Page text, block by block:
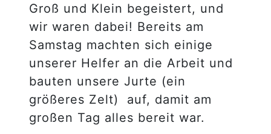
Groß und Klein begeistert, und
wir waren dabei! Bereits am
Samstag machten sich einige
unserer Helfer an die Arbeit und
bauten unsere Jurte (ein
größeres Zelt) auf, damit am
großen Tag alles bereit war.